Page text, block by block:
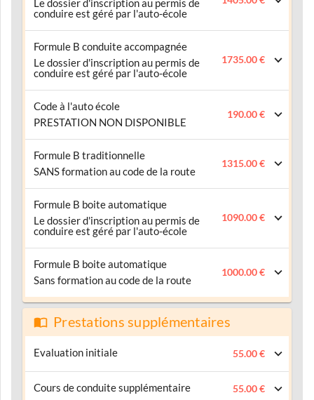
Le dossier d'inscription au permis de
conduire est géré par l'auto-école
Formule B conduite accompagnée
Le dossier d'inscription au permis de
conduire est géré par l'auto-école
1735.00 €
Code à l'auto école
PRESTATION NON DISPONIBLE
190.00 €
Formule B traditionnelle
SANS formation au code de la route
1315.00 €
Formule B boite automatique
Le dossier d'inscription au permis de
conduire est géré par l'auto-école
1090.00 €
Formule B boite automatique
Sans formation au code de la route
1000.00 €
Prestations supplémentaires
Evaluation initiale 55.00 €
Cours de conduite supplémentaire 55.00 €